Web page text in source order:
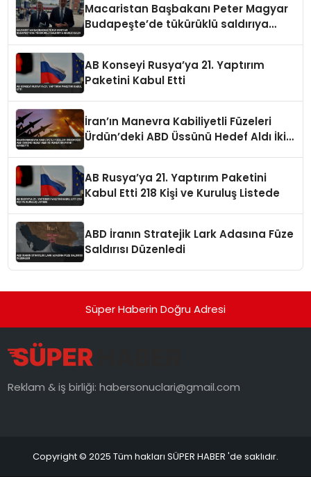
Macaristan Başbakanı Peter Magyar
Budapeşte’de tükürüklü saldırıya
AB Konseyi Rusya’ya 21. Yaptırım
Paketini Kabul Etti
İran’ın Manevra Kabiliyetli Füzeleri
Ürdün’deki ABD Üssünü Hedef Aldı İki
AB Rusya’ya 21. Yaptırım Paketini
Kabul Etti 218 Kişi ve Kuruluş Listede
ABD İranın Stratejik Lark Adasına Füze
Saldırısı Düzenledi
Süper Haberin Doğru Adresi
Reklam & iş birliği:habersonuclari@gmail.com
Copyright © 2025 Tüm hakları SÜPER HABER 'de saklıdır.